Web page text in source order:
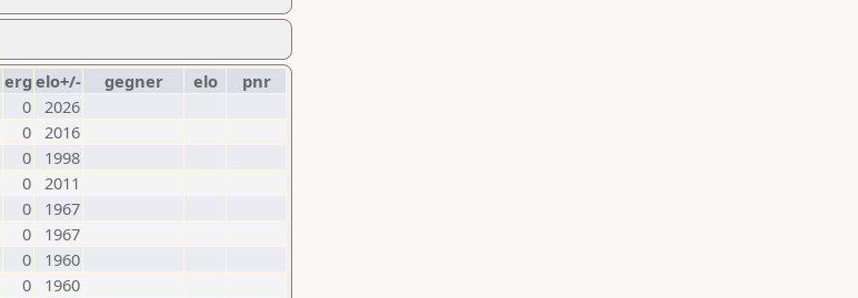
erg elo+/- gegner elo
pnr
0 2026
0 2016
0
1998
0 2011
0
1967
0
1967
0
1960
0
1960